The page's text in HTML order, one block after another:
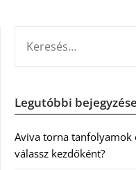
Legutóbbi
Aviva torna tanfolyamok
válassz kezdőként?